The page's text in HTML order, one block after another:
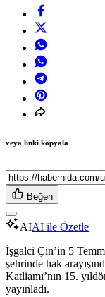
veya linki kopyala
Beğen
AIAI ile Özetle
İşgalci Çin’in 5
şehrinde hak
Katliamı’nın 15.
yayınladı.